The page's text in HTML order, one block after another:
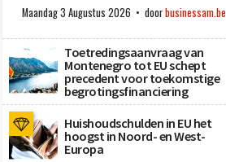
Maandag 3 Augustus 2026 doorbusinessam.be
Toetredingsaanvraag van
Montenegro tot EU schept
precedent voor toekomstige
begrotingsfinanciering
Huishoudschulden in EU het
hoogst in Noord- en West-
Europa